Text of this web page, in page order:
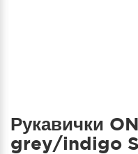
Рукавички
grey/indigo S